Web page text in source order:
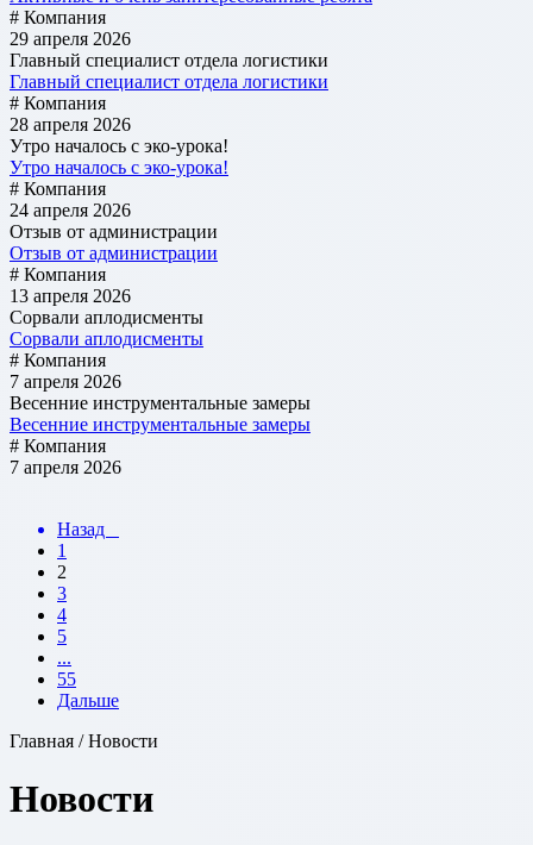
# Компания
29 апреля 2026
Главный специалист отдела логистики
Главный специалист отдела логистики
# Компания
28 апреля 2026
Утро началось с эко-урока!
Утро началось с эко-урока!
# Компания
24 апреля 2026
Отзыв от администрации
Отзыв от администрации
# Компания
13 апреля 2026
Сорвали аплодисменты
Сорвали аплодисменты
# Компания
7 апреля 2026
Весенние инструментальные замеры
Весенние инструментальные замеры
# Компания
7 апреля 2026
Назад
1
2
3
4
5
...
55
Дальше
Главная / Новости
Новости